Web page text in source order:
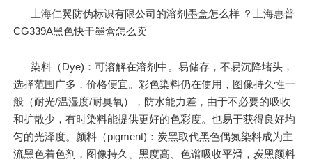
上海仁翼防伪标识有限公司的溶剂墨盒怎么样 ？上海惠普
CG339A黑色快干墨盒怎么卖
染料（Dye)：可溶解在溶剂中。易储存，不易沉降堵头，
选择范围广多，价格便宜。彩色染料仍在使用，图像持久性一
般（耐光/温湿度/耐臭氧），防水能力差，由于不必要的吸收
和扩散少，有时染料能提供更好的色彩度。也易于获得良好均
匀的光泽度。颜料（pigment)：炭黑取代黑色偶氮染料成为主
流黑色着色剂，图像持久、黑度高、色谱吸收平滑，炭黑颜料